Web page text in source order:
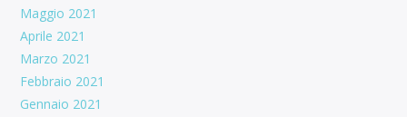
Maggio 2021
Aprile 2021
Marzo 2021
Febbraio 2021
Gennaio 2021